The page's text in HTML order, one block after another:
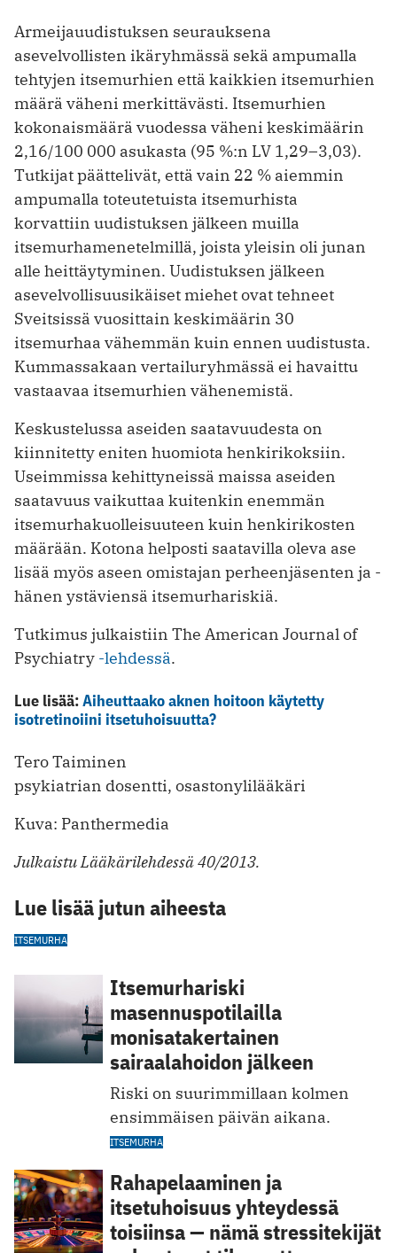
Armeijauudistuksen seurauksena
asevelvollisten ikäryhmässä sekä ampumalla
tehtyjen itsemurhien että kaikkien ­itsemurhien
määrä väheni merkittävästi. Itsemurhien
kokonaismäärä vuodessa väheni keskimäärin
2,16/100 000 asukasta (95 %:n LV 1,29–3,03).
Tutkijat päättelivät, että vain 22 % aiemmin
ampumalla toteutetuista itsemurhista
korvattiin ­uudistuksen jälkeen muilla
itsemurhamenetelmillä, joista yleisin oli junan
alle heittäytyminen. Uudistuksen jälkeen
asevelvollisuusikäiset miehet ovat tehneet
Sveitsissä vuosittain keskimäärin 30
itsemurhaa vähemmän kuin ennen uudistusta.
Kummassakaan vertailuryhmässä ei havaittu
vastaavaa itsemurhien vähenemistä.
Keskustelussa aseiden saatavuudesta on
kiinnitetty eniten huomiota henki­rikoksiin.
Useimmissa kehittyneissä maissa aseiden
saatavuus vaikuttaa kuitenkin enemmän
itsemurhakuolleisuuteen kuin henkirikosten
määrään. Kotona helposti saatavilla oleva ase
lisää myös aseen omistajan perheenjäsenten ja ­
hänen ystäviensä itsemurhariskiä.
Tutkimus julkaistiin The American Journal of
Psychiatry -lehdessä.
Lue lisää:Aiheuttaako aknen hoitoon käytetty
isotretinoiini itsetuhoisuutta?
Tero Taiminen
psykiatrian dosentti, osastonylilääkäri
Kuva: Panthermedia
Julkaistu Lääkärilehdessä 40/2013.
Lue lisää jutun aiheesta
ITSEMURHA
Itsemurhariski
masennuspotilailla
monisatakertainen
sairaalahoidon jälkeen
Riski on suurimmillaan kolmen
ensimmäisen päivän aikana.
ITSEMURHA
Rahapelaaminen ja
itsetuhoisuus yhteydessä
toisiinsa — nämä stressitekijät